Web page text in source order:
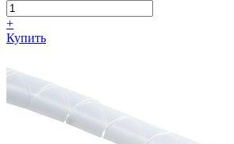
+
Купить